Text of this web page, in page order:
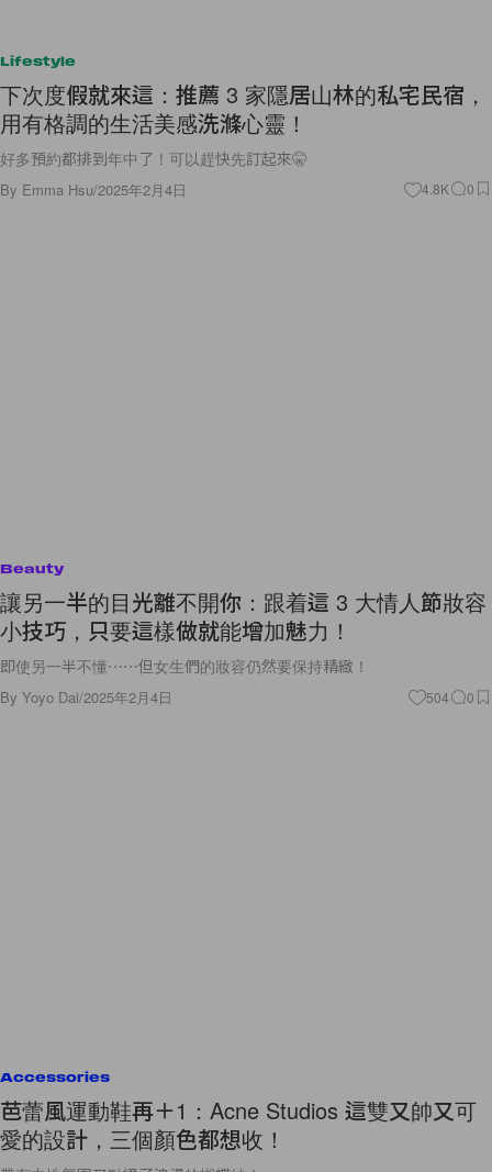
Lifestyle
下次度假就來這：推薦 3 家隱居山林的私宅民宿，
用有格調的生活美感洗滌心靈！
好多預約都排到年中了！可以趕快先訂起來🤫
By Emma Hsu/2025年2月4日 4.8K 0
Beauty
讓另一半的目光離不開你：跟着這 3 大情人節妝容
小技巧，只要這樣做就能增加魅力！
即使另一半不懂⋯⋯但女生們的妝容仍然要保持精緻！
By Yoyo Dai/2025年2月4日 504 0
Accessories
芭蕾風運動鞋再＋1：Acne Studios 這雙又帥又可
愛的設計，三個顏色都想收！